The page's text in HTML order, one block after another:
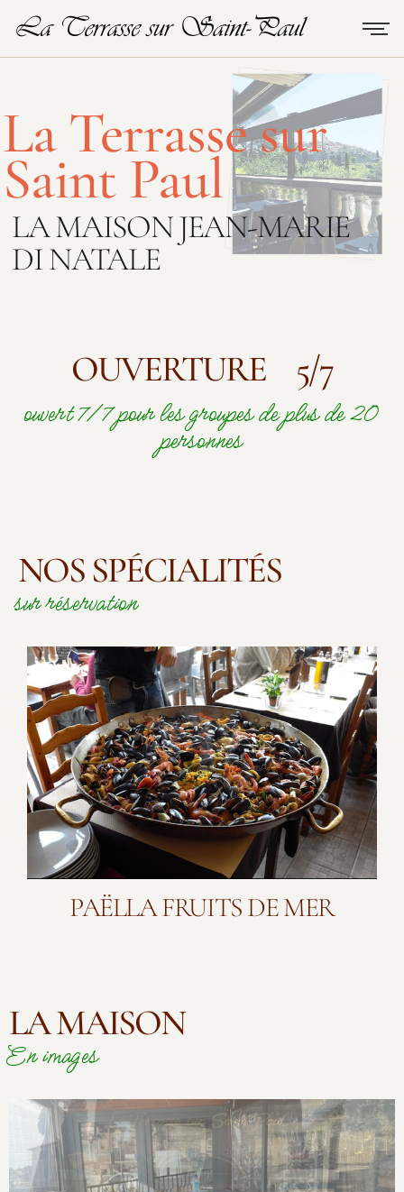
La Terrasse sur
Saint Paul
LA MAISON JEAN-MARIE
DI NATALE
OUVERTURE 5/7
ouvert 7/7 pour les groupes de plus de 20
personnes
NOS SPÉCIALITÉS
sur réservation
PAËLLA FRUITS DE MER
LA MAISON
En images